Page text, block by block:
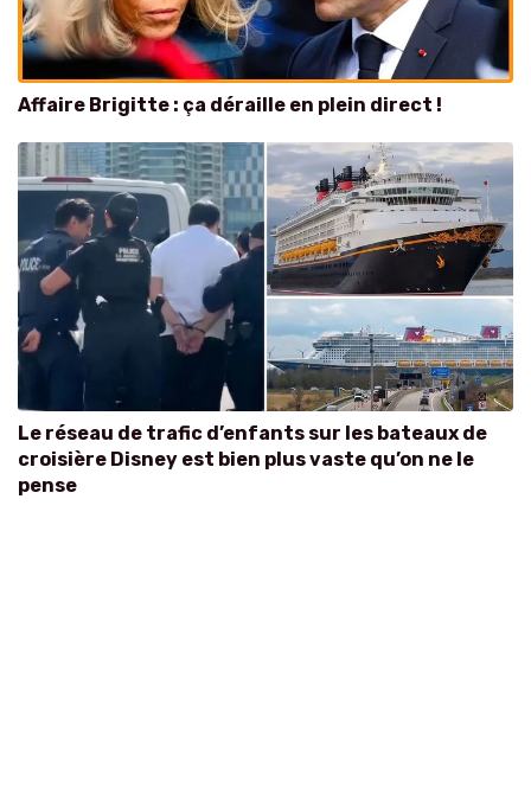
Affaire Brigitte : ça déraille en plein direct !
Le réseau de trafic d’enfants sur les bateaux de
croisière Disney est bien plus vaste qu’on ne le
pense